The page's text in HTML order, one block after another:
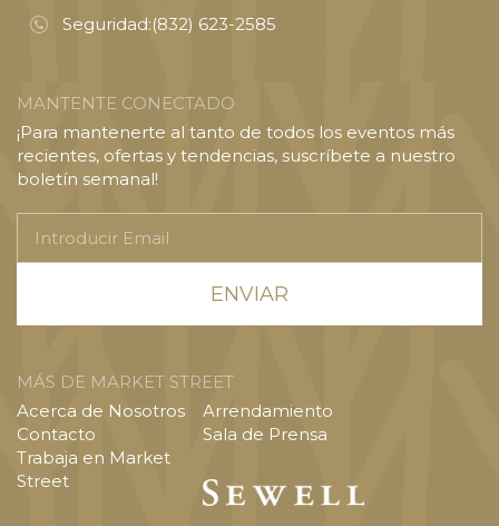
Seguridad:(832) 623-2585
MANTENTE CONECTADO
¡Para mantenerte al tanto de todos los eventos más
recientes, ofertas y tendencias, suscríbete a nuestro
boletín semanal!
Email
MÁS DE MARKET STREET
Acerca de Nosotros
Contacto
Trabaja en Market
Street
Arrendamiento
Sala de Prensa